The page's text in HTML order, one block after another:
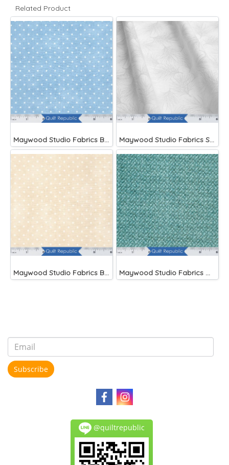
Related Product
Maywood Studio Fabrics Beautiful Basics Blue Maywood Studio Fabrics Solitaire Whites
Maywood Studio Fabrics Beautiful Basics Maywood Studio Fabrics Woolies Flannel Green
Subscribe
@quiltrepublic